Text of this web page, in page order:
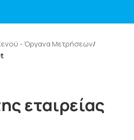
- Όργανα Μετρήσεων/
εταιρείας